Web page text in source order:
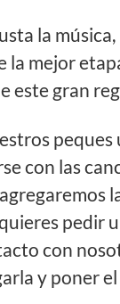
la
la mejor
este gran
peques
con las
pedir
con
y poner